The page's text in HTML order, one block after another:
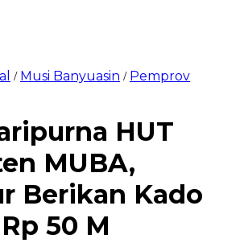
/ Musi Banyuasin / Pemprov
HUT
MUBA,
Berikan Kado
50 M